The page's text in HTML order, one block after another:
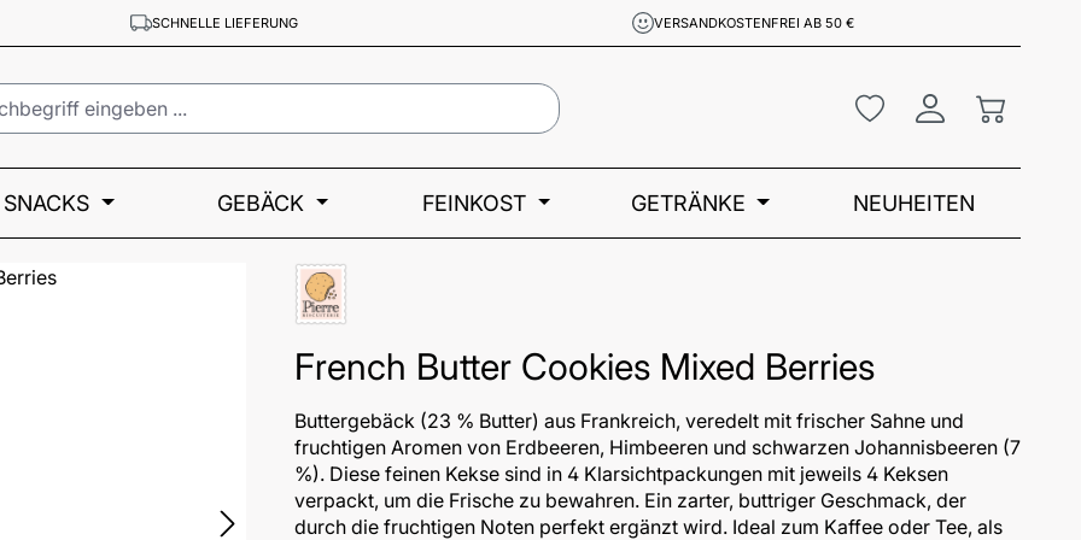
SCHNELLE LIEFERUNG VERSANDKOSTENFREI AB 50 €
Du hast 0 Produkte
SNACKS GEBÄCK FEINKOST GETRÄNKE NEUHEITEN
French Butter Cookies Mixed Berries
Buttergebäck (23 % Butter) aus Frankreich, veredelt mit frischer Sahne und
fruchtigen Aromen von Erdbeeren, Himbeeren und schwarzen Johannisbeeren (7
%). Diese feinen Kekse sind in 4 Klarsichtpackungen mit jeweils 4 Keksen
verpackt, um die Frische zu bewahren. Ein zarter, buttriger Geschmack, der
durch die fruchtigen Noten perfekt ergänzt wird. Ideal zum Kaffee oder Tee, als